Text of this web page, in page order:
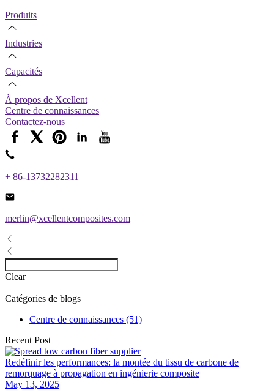
Produits
Industries
Capacités
À propos de Xcellent
Centre de connaissances
Contactez-nous
+ 86-13732282311
merlin@xcellentcomposites.com
Clear
Catégories de blogs
Centre de connaissances (51)
Recent Post
Redéfinir les performances: la montée du tissu de carbone de
remorquage à propagation en ingénierie composite
May 13, 2025